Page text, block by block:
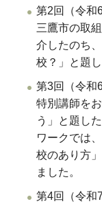
第2回（令和
三鷹市の取
介したのち
校？」と題
第3回（令和
特別講師を
う」と題し
ワークでは
校のあり方
ました。
第4回（令和